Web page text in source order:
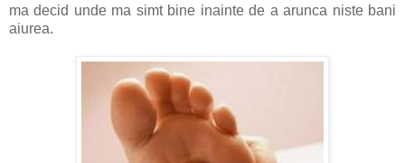
ma decid unde ma simt bine inainte de a arunca niste bani
aiurea.